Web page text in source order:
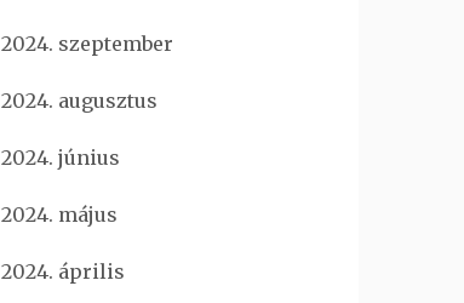
2024. szeptember
2024. augusztus
2024. június
2024. május
2024. április